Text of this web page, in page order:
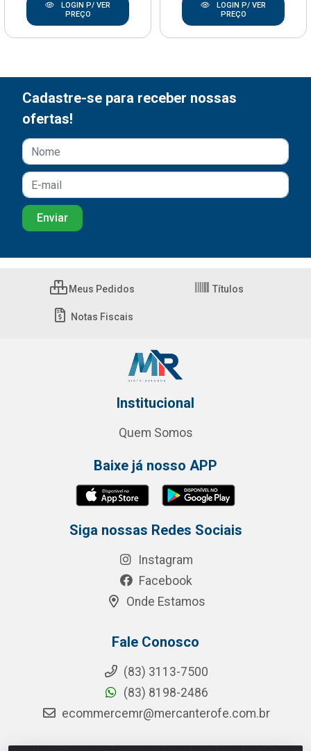
LOGIN P/ VER
PREÇO
LOGIN P/ VER
PREÇO
Cadastre-se para receber nossas
ofertas!
Meus Pedidos Títulos
Notas Fiscais
Institucional
Quem Somos
Baixe já nosso APP
Siga nossas Redes Sociais
Instagram
Facebook
Onde Estamos
Fale Conosco
(83) 3113-7500
(83) 8198-2486
ecommercemr@mercanterofe.com.br